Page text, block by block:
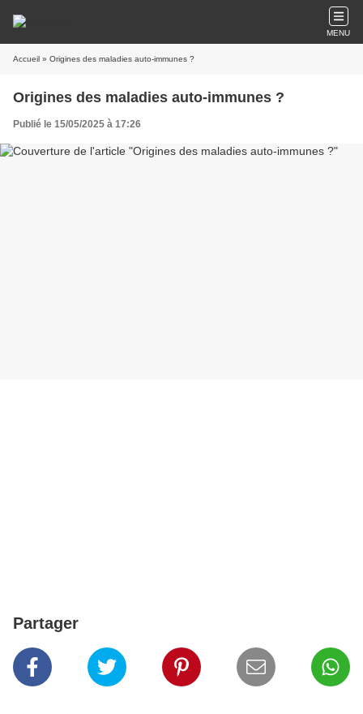
MENU
Accueil » Origines des maladies auto-immunes ?
Origines des maladies auto-immunes ?
Publié le 15/05/2025 à 17:26
Partager